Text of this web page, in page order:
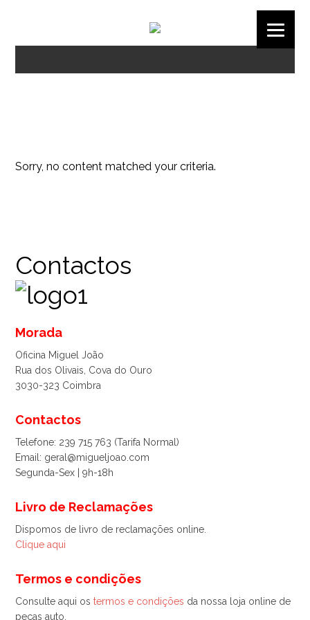
Sorry, no content matched your criteria.
Contactos
Morada
Oficina Miguel João
Rua dos Olivais, Cova do Ouro
3030-323 Coimbra
Contactos
Telefone: 239 715 763 (Tarifa Normal)
Email: geral@migueljoao.com
Segunda-Sex | 9h-18h
Livro de Reclamações
Dispomos de livro de reclamações online.
Clique aqui
Termos e condições
Consulte aqui ostermos e condições da nossa loja online de
peças auto.